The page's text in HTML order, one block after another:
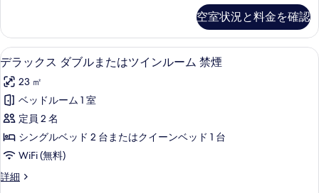
真
を
表
示
す
る
ル
ル
ー
ム
シ
ン
グ
ル
ベ
ー
ド
シ
グ
ル
ー
ム
シ
ン
グ
空室状況と料金を確認
デ
ラ
ッ
ク
ス
ダ
ブ
ル
デラックス ダブルまたはツインルー
11
デラックス ダブルまたはツインルーム 禁煙
23 ㎡
ベッドルーム 1 室
定員 2 名
シングルベッド 2 台またはクイーンベッド 1 台
WiFi (無料)
詳細
デ